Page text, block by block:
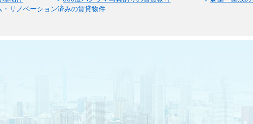
・リノベーション済みの賃貸物件